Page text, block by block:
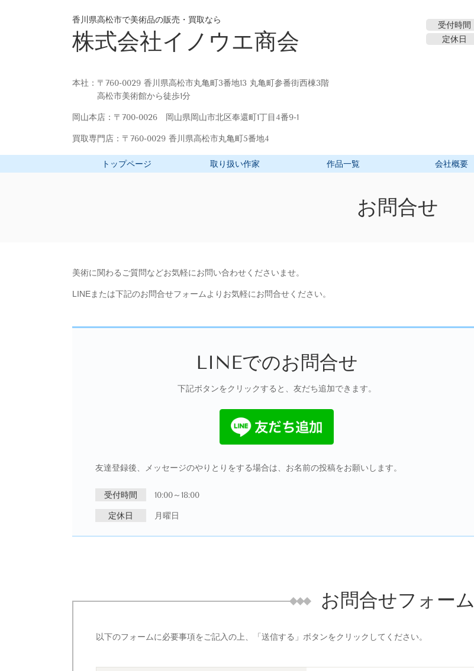
香川県高松市で美術品の販売・買取なら
株式会社イノウエ商会
本社：〒760-0029 香川県高松市丸亀町3番地13 丸亀町参番街西棟3階
高松市美術館から徒歩1分
岡山本店：〒700-0026 岡山県岡山市北区奉還町1丁目4番9-1
買取専門店：〒760-0029 香川県高松市丸亀町5番地4
受付時間
定休日
トップページ 取り扱い作家 作品一覧 会社概要
お問合せ
美術に関わるご質問などお気軽にお問い合わせくださいませ。
LINEまたは下記のお問合せフォームよりお気軽にお問合せください。
LINEでのお問合せ
下記ボタンをクリックすると、友だち追加できます。
友達登録後、メッセージのやりとりをする場合は、お名前の投稿をお願いします。
受付時間 10:00～18:00
定休日 月曜日
お問合せフォーム
以下のフォームに必要事項をご記入の上、「送信する」ボタンをクリックしてください。